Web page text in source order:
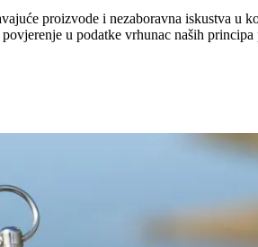
proizvode i nezaboravna iskustva u
u podatke vrhunac naših principa